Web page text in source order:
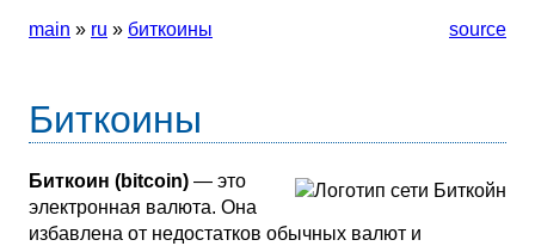
main » ru » биткоины source
Биткоины
Биткоин (bitcoin) — это
электронная валюта. Она
избавлена от недостатков обычных валют и